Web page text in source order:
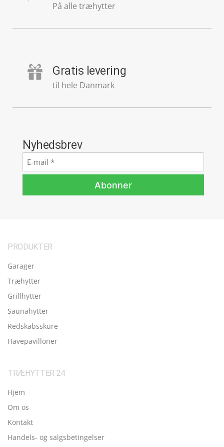
På alle træhytter
Gratis levering
til hele Danmark
Nyhedsbrev
E-
mail*
Abonner
PRODUKTER
Garager
Træhytter
Grillhytter
Saunahytter
Redskabsskure
Havepavilloner
TRÆHYTTER 24
Hjem
Om os
Kontakt
Handels- og salgsbetingelser